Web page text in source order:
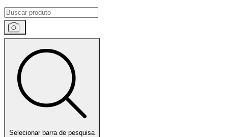
Selecionar barra de pesquisa